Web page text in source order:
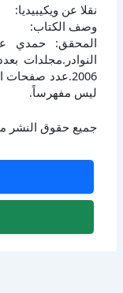
نقلا عن ويكيبيديا:
وصف الكتاب:
المحقق: حمدي
ليس مفهرساً.
جميع حقوق النشر